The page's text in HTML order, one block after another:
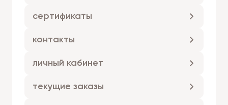
сертификаты
контакты
личный кабинет
текущие заказы